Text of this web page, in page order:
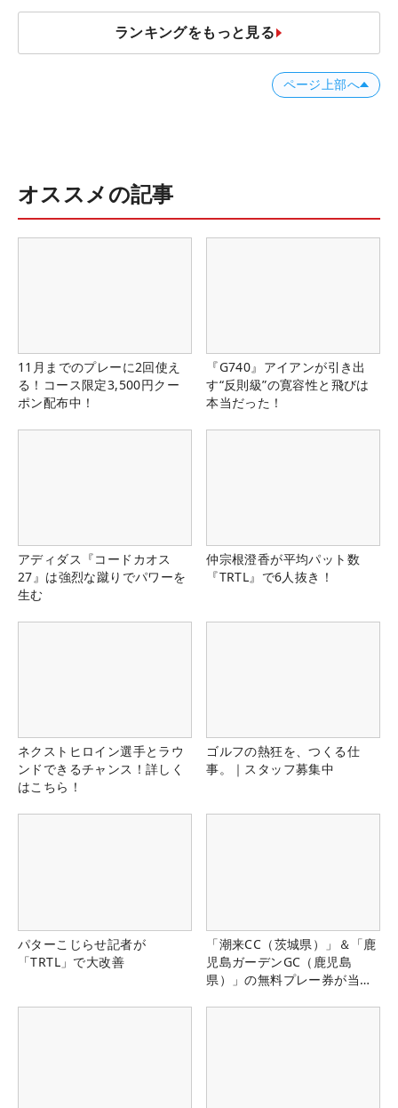
ランキングをもっと見る
ページ上部へ
オススメの記事
11月までのプレーに2回使え
る！コース限定3,500円クー
ポン配布中！
『G740』アイアンが引き出
す“反則級”の寛容性と飛びは
本当だった！
アディダス『コードカオス
27』は強烈な蹴りでパワーを
生む
仲宗根澄香が平均パット数
『TRTL』で6人抜き！
ネクストヒロイン選手とラウ
ンドできるチャンス！詳しく
はこちら！
ゴルフの熱狂を、つくる仕
事。｜スタッフ募集中
パターこじらせ記者が
「TRTL」で大改善
「潮来CC（茨城県）」＆「鹿
児島ガーデンGC（鹿児島
県）」の無料プレー券が当た